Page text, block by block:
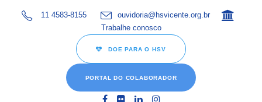
11 4583-8155
ouvidoria@hsvicente.org.br
Trabalhe conosco
DOE PARA O HSV
PORTAL DO COLABORADOR